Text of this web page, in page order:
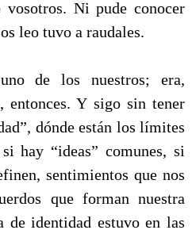
vosotros. Ni pude conocer
leo tuvo a raudales.
de los nuestros; era,
entonces. Y sigo sin tener
dónde están los límites
hay “ideas” comunes, si
sentimientos que nos
que forman nuestra
de identidad estuvo en las